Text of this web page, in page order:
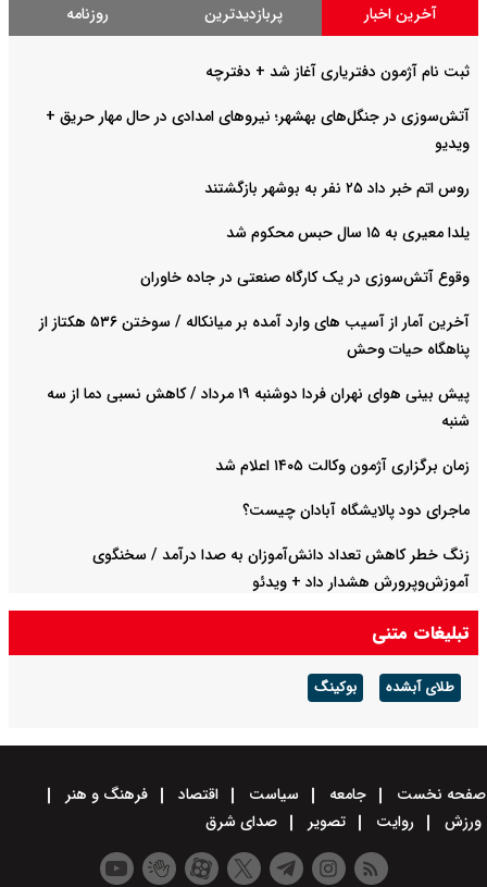
آخرین اخبار پربازدیدترین روزنامه
ثبت نام آژمون دفتریاری آغاز شد + دفترچه
آتش‌سوزی در جنگل‌های بهشهر؛ نیرو‌های امدادی در حال مهار حریق +
ویدیو
روس اتم خبر داد ۲۵ نفر به بوشهر بازگشتند
یلدا معیری به ۱۵ سال حبس محکوم شد
وقوع آتش‌سوزی در یک کارگاه صنعتی در جاده خاوران
آخرین آمار از آسیب های وارد آمده بر میانکاله / سوختن ۵۳۶ هکتاز از
پناهگاه حیات وحش
پیش بینی هوای نهران فردا دوشنبه ۱۹ مرداد / کاهش نسبی دما از سه
شنبه
زمان برگزاری آژمون وکالت ۱۴۰۵ اعلام شد
ماجرای دود پالایشگاه آبادان چیست؟
زنگ خطر کاهش تعداد دانش‌آموزان به صدا درآمد / سخنگوی
آموزش‌وپرورش هشدار داد +‌ ویدئو
تبلیغات متنی
طلای آبشده بوکینگ
صفحه نخست جامعه سیاست اقتصاد
فرهنگ و هنر
ورزش
روایت تصویر صدای شرق